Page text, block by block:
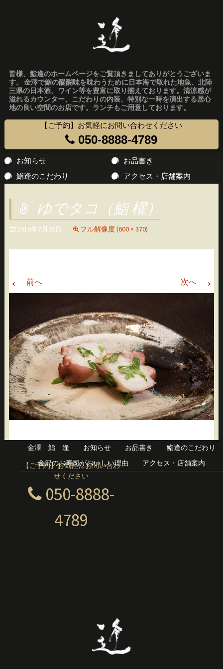
皆様、鮨逢のホームページをご覧頂きましてありがとうございま
す。 金澤で鮨の醍醐味を味わうために日本海で取れた地魚、北陸
三県の日本酒、ワイン等を豊富に取り揃えております。清涼感が
溢れるカウンター、こだわりの内装、特別な一時を演出する居心
地の良い空間のお店です。ランチもご用意しております。
【ご予約】お気軽にお問い合わせください
050-8888-4789
コ
ン
テ
へ
移
お知らせ
お品書き
鮨逢のこだわり
アクセス・店舗案内
ゆでタコ（鮨 櫂）
2016年7月26日 フル解像度 (600 × 370)
← 前へ 次へ →
【ご予約】お気軽にお問い合わ
せください
050-8888-
4789
金澤 鮨 逢 お知らせ お品書き
鮨逢のこだわり
金沢のお寿司がおいしい理由
アクセス・店舗案内